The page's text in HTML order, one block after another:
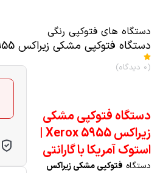
دستگاه های فتوکپی رنگی
دستگاه فتوکپی مشکی زیراکس 5955
(0 دیدگاه)
دستگاه فتوکپی مشکی
زیراکس Xerox 5955 |
استوک آمریکا با گارانتی
دستگاه فتوکپی مشکی زیراکس